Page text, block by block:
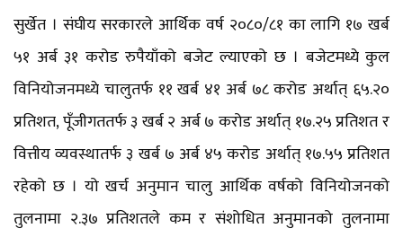
सुर्खेत । संघीय सरकारले आर्थिक वर्ष २०८०/८१ का लागि १७ खर्ब
५१ अर्ब ३१ करोड रुपैयाँको बजेट ल्याएको छ । बजेटमध्ये कुल
विनियोजनमध्ये चालुतर्फ ११ खर्ब ४१ अर्ब ७८ करोड अर्थात् ६५.२०
प्रतिशत, पूँजीगततर्फ ३ खर्ब २ अर्ब ७ करोड अर्थात् १७.२५ प्रतिशत र
वित्तीय व्यवस्थातर्फ ३ खर्ब ७ अर्ब ४५ करोड अर्थात् १७.५५ प्रतिशत
रहेको छ । यो खर्च अनुमान चालु आर्थिक वर्षको विनियोजनको
तुलनामा २.३७ प्रतिशतले कम र संशोधित अनुमानको तुलनामा